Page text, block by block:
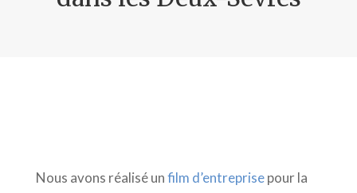
Nous avons réalisé unfilm d’entreprisepour la